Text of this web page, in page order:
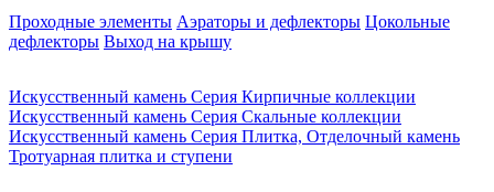
Проходные элементы Аэраторы и дефлекторы Цокольные
дефлекторы Выход на крышу
Искусственный камень Серия Кирпичные коллекции
Искусственный камень Серия Скальные коллекции
Искусственный камень Серия Плитка, Отделочный камень
Тротуарная плитка и ступени